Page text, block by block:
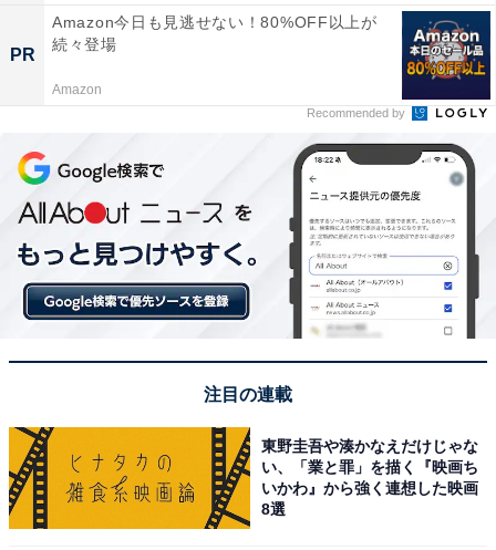
着いていて、ゆっくり過ごすには最適だと思います」
（30代男性／北海道）、「露天風呂からの景色がよさそ
うで、紅葉の時期に行きたいと思ったから」（20代男性
／滋賀県）、「箱根の玄関口でアクセスが良くバリアフ
リー対応の宿が多い印象。自然に囲まれた静かな環境
で、貸切風呂や和洋室など高齢者に配慮した設備が整っ
てるので」（40代男性／愛知県）といった声が集まりま
した。
※回答者からのコメントは原文ママです
All About ニュースの編集者。オールアバウトに入社後、SNSトレン
ドにフォーカスした記事執筆やSEOライティングの経験を経て、の
ちにAll About ニュースチームのメンバーに加入。現在は旅行・カル
PR
Amazon今日も見逃せない！80%OFF以上が
続々登場
Amazon
Recommended by
注目の連載
東野圭吾や湊かなえだけじゃな
い、「業と罪」を描く『映画ち
いかわ』から強く連想した映画
8選